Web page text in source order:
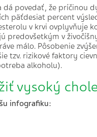
dá povedať, že príčinou
päťdesiat percent
v krvi ovplyvňuje
predovšetkým v
málo. Pôsobenie
tzv. rizikové faktory
alkoholu).
vysoký
infografiku: